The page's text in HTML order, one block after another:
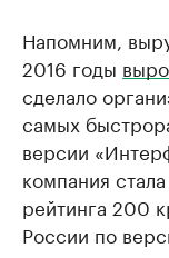
Напомним,
2016 годы
сделало
самых
версии
компания
рейтинга 200
России по